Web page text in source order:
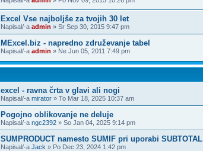
Excel Vse najboljše za tvojih 30 let
Napisal/-a admin » Sr Sep 30, 2015 9:47 pm
MExcel.biz - napredno združevanje tabel
Napisal/-a admin » Ne Jun 05, 2011 7:49 pm
excel - ravna črta v glavi ali nogi
Napisal/-a mirator » To Mar 18, 2025 10:37 am
Pogojno oblikovanje ne deluje
Napisal/-a ngc2392 » So Jan 04, 2025 9:14 pm
SUMPRODUCT namesto SUMIF pri uporabi SUBTOTAL
Napisal/-a Jack » Po Dec 23, 2024 1:42 pm